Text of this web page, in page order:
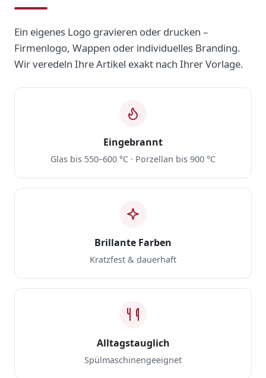
Ein eigenes Logo gravieren oder drucken –
Firmenlogo, Wappen oder individuelles Branding.
Wir veredeln Ihre Artikel exakt nach Ihrer Vorlage.
Eingebrannt
Glas bis 550–600 °C · Porzellan bis 900 °C
Brillante Farben
Kratzfest & dauerhaft
Alltagstauglich
Spülmaschinengeeignet